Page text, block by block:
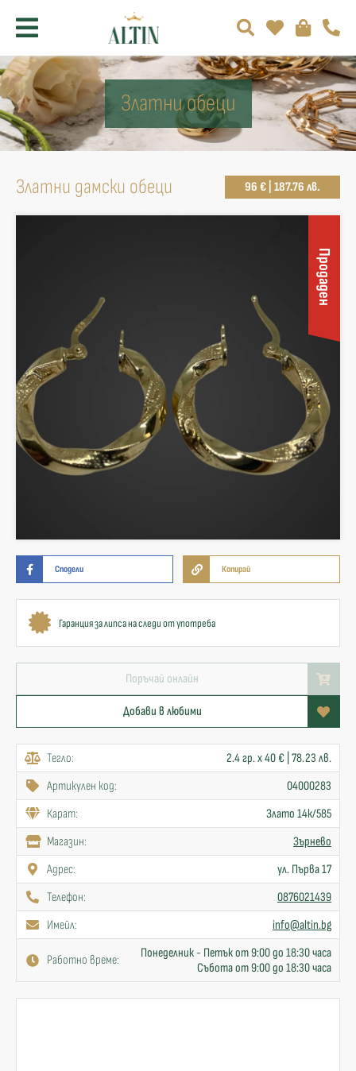
Златни обеци
Златни дамски обеци 96 € | 187.76 лв.
Продаден
Сподели Копирай
Гаранция за липса на следи от употреба
Поръчай онлайн
Добави в любими
Тегло:
2.4 гр. x 40 € | 78.23 лв.
Артикулен код:
04000283
Карат:
Злато 14к/585
Mагазин:
Зърнево
Адрес:
ул. Първа 17
Телефон:
0876021439
Имейл:
info@altin.bg
Работно време:
Понеделник - Петък от 9:00 до 18:30 часа
Събота от 9:00 до 18:30 часа